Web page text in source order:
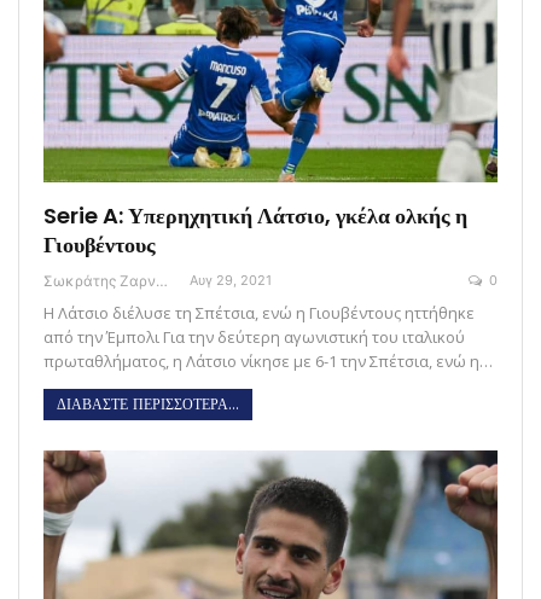
Serie A: Υπερηχητική Λάτσιο, γκέλα ολκής η
Γιουβέντους
Σωκράτης Ζαρναβέλης Αυγ 29, 2021 0
Η Λάτσιο διέλυσε τη Σπέτσια, ενώ η Γιουβέντους ηττήθηκε
από την Έμπολι Για την δεύτερη αγωνιστική του ιταλικού
πρωταθλήματος, η Λάτσιο νίκησε με 6-1 την Σπέτσια, ενώ η…
ΔΙΑΒΑΣΤΕ ΠΕΡΙΣΣΟΤΕΡΑ...